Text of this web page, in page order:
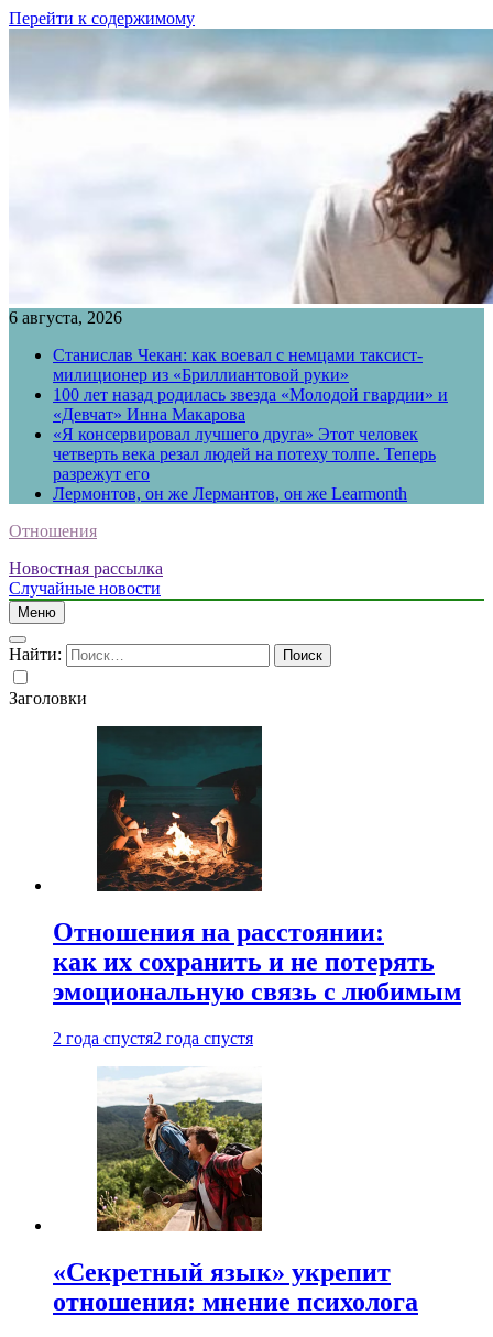
Перейти к содержимому
6 августа, 2026
Станислав Чекан: как воевал с немцами таксист-
милиционер из «Бриллиантовой руки»
100 лет назад родилась звезда «Молодой гвардии» и
«Девчат» Инна Макарова
«Я консервировал лучшего друга» Этот человек
четверть века резал людей на потеху толпе. Теперь
разрежут его
Лермонтов, он же Лермантов, он же Learmonth
Отношения
Новостная рассылка
Случайные новости
Меню
Найти:
Заголовки
Отношения на расстоянии:
как их сохранить и не потерять
эмоциональную связь с любимым
2 года спустя2 года спустя
«Секретный язык» укрепит
отношения: мнение психолога